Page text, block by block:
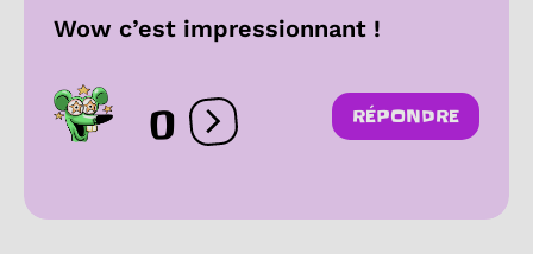
Wow c’est impressionnant !
0 Ouvrir les réactions
RÉPONDRE